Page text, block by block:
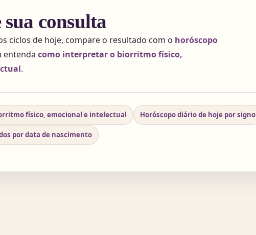
consulta
ciclos de hoje, compare o resultado com o horóscopo
entenda como interpretar o biorritmo físico,
.
físico, emocional e intelectual Horóscopo diário de hoje por signo
por data de nascimento